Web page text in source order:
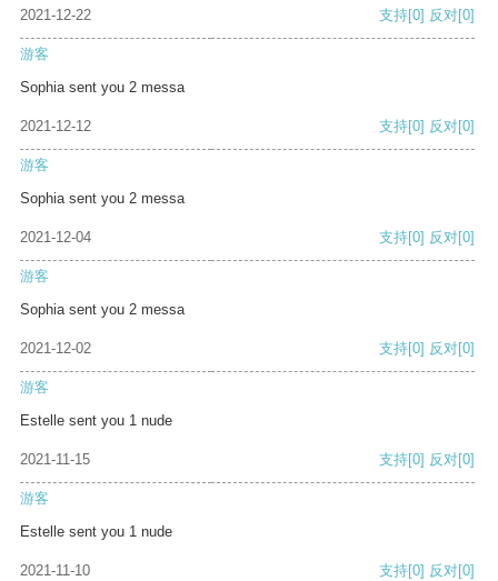
2021-12-22 支持[0] 反对[0]
游客
Sophia sent you 2 messa
2021-12-12 支持[0] 反对[0]
游客
Sophia sent you 2 messa
2021-12-04 支持[0] 反对[0]
游客
Sophia sent you 2 messa
2021-12-02 支持[0] 反对[0]
游客
Estelle sent you 1 nude
2021-11-15 支持[0] 反对[0]
游客
Estelle sent you 1 nude
2021-11-10 支持[0] 反对[0]